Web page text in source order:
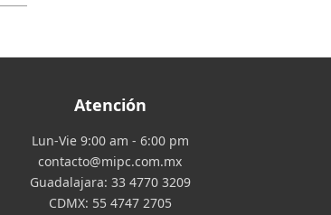
Atención
Lun-Vie 9:00 am - 6:00 pm
contacto@mipc.com.mx
Guadalajara: 33 4770 3209
CDMX: 55 4747 2705